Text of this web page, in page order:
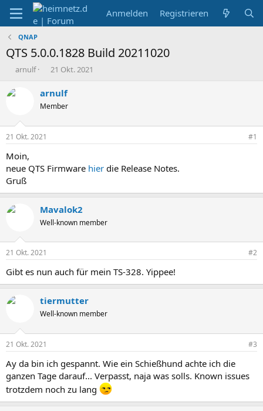
Anmelden Registrieren
QNAP
QTS 5.0.0.1828 Build 20211020
E
s
e
r
arnulf
E
s
e
t
m
21 Okt. 2021
arnulf
Member
21 Okt. 2021 #1
Moin,
neue QTS Firmware hier die Release Notes.
Gruß
Mavalok2
Well-known member
21 Okt. 2021 #2
Gibt es nun auch für mein TS-328. Yippee!
tiermutter
Well-known member
21 Okt. 2021 #3
Ay da bin ich gespannt. Wie ein Schießhund achte ich die
ganzen Tage darauf... Verpasst, naja was solls. Known issues
trotzdem noch zu lang